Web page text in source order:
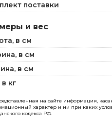
поставки
и вес
в см
в см
в см
кг
на сайте информация,
характер и ни при каких
кодекса РФ.